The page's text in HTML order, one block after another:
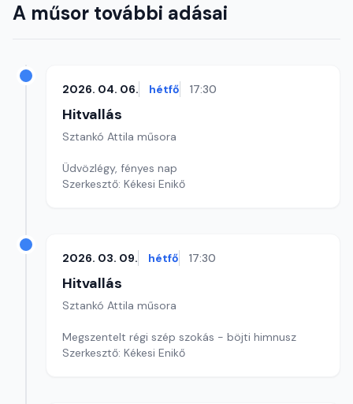
A műsor további adásai
2026. 04. 06. hétfő 17:30
Hitvallás
Sztankó Attila műsora
Üdvözlégy, fényes nap
Szerkesztő: Kékesi Enikő
2026. 03. 09. hétfő 17:30
Hitvallás
Sztankó Attila műsora
Megszentelt régi szép szokás - böjti himnusz
Szerkesztő: Kékesi Enikő